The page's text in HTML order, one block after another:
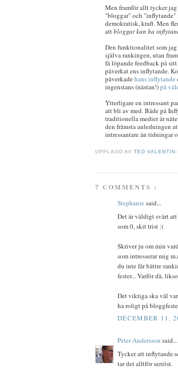
Men framför allt tycker
"bloggar" och "inflytande"
demokratisk, kraft. Men
attbloggar kan ha
Den funktionalitet som
själva rankingen, utan
få löpande feedback på
påverkat ens inflytande.
påverkadehans inflytande
ingenstans (nästan!)på
Ytterligare en intressant
att bli av med. Både på
traditionella medier är
den främsta anledningen
intressantare än tidningar
UPPLAGD AVTED VALENTIN
7 COMMENTS :
Stephanie said...
Det är väldigt svårt
som 0, skit trist :(
Skriver ju om min
som intresserar mig
du inte får bättre
fester... Varför då,
Det viktiga ska väl
ha roligt på
DECEMBER 11,
Peter Andersson said...
Tycker att
tar det alltför seriöst.